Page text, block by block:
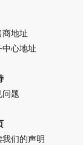
商地址
中心地址
问题
我们的声明